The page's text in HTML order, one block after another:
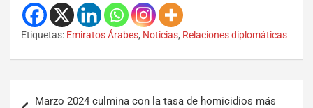
Etiquetas: Emiratos Árabes, Noticias, Relaciones diplomáticas
Marzo 2024 culmina con la tasa de homicidios más